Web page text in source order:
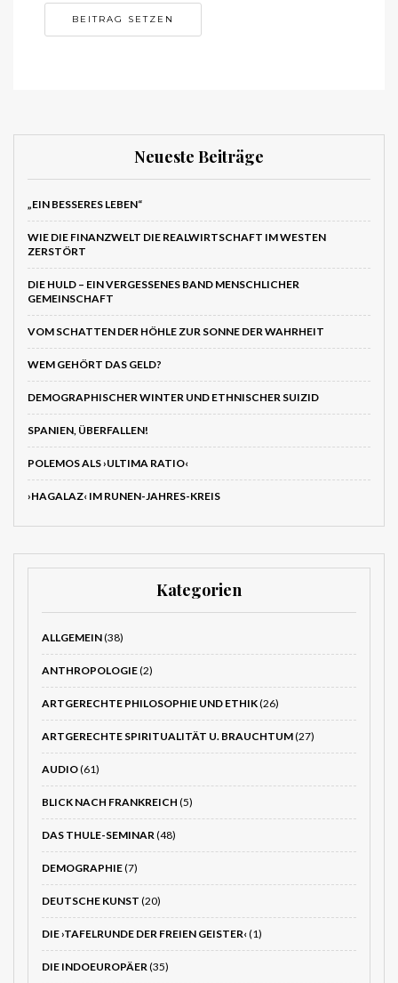
Neueste Beiträge
„EIN BESSERES LEBEN“
WIE DIE FINANZWELT DIE REALWIRTSCHAFT IM WESTEN
ZERSTÖRT
DIE HULD – EIN VERGESSENES BAND MENSCHLICHER
GEMEINSCHAFT
VOM SCHATTEN DER HÖHLE ZUR SONNE DER WAHRHEIT
WEM GEHÖRT DAS GELD?
DEMOGRAPHISCHER WINTER UND ETHNISCHER SUIZID
SPANIEN, ÜBERFALLEN!
POLEMOS ALS ›ULTIMA RATIO‹
›HAGALAZ‹ IM RUNEN-JAHRES-KREIS
Kategorien
ALLGEMEIN(38)
ANTHROPOLOGIE(2)
ARTGERECHTE PHILOSOPHIE UND ETHIK(26)
ARTGERECHTE SPIRITUALITÄT U. BRAUCHTUM(27)
AUDIO(61)
BLICK NACH FRANKREICH (5)
DAS THULE-SEMINAR (48)
DEMOGRAPHIE(7)
DEUTSCHE KUNST (20)
DIE ›TAFELRUNDE DER FREIEN GEISTER‹(1)
DIE INDOEUROPÄER (35)